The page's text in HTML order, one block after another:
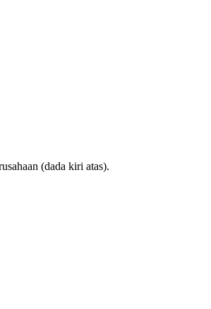
(dada kiri atas).